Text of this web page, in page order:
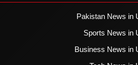
Pakistan News in
Sports News in
Business News in